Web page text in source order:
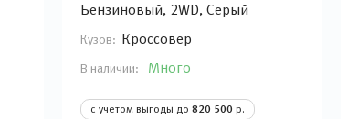
Бензиновый, 2WD, Серый
Кузов: Кроссовер
В наличии: Много
с учетом выгоды до 820 500 р.